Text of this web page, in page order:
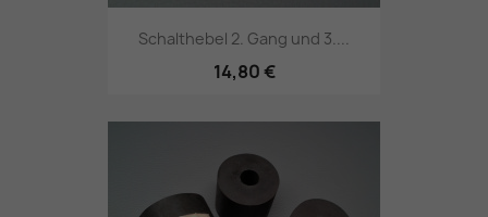
Schalthebel 2. Gang und 3....
14,80 €